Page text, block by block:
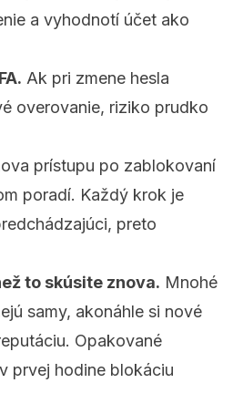
a vyhodnotí účet ako
Ak pri zmene hesla
overovanie, riziko prudko
prístupu po zablokovaní
poradí. Každý krok je
preto
to skúsite znova. Mnohé
samy, akonáhle si nové
Opakované
prvej hodine blokáciu